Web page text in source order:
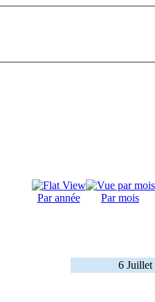
Par année Par mois
6 Juillet